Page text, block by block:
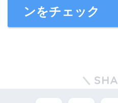
ンをチェック